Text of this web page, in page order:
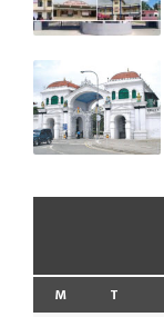
M T